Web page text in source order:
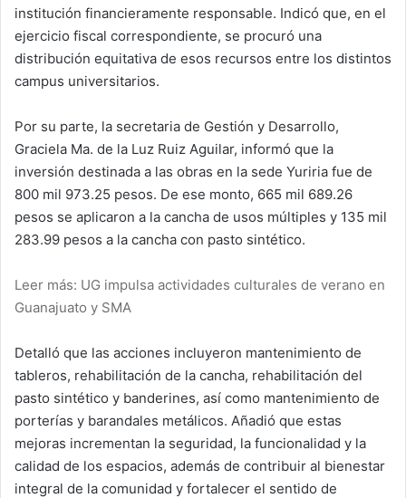
institución financieramente responsable. Indicó que, en el
ejercicio fiscal correspondiente, se procuró una
distribución equitativa de esos recursos entre los distintos
campus universitarios.
Por su parte, la secretaria de Gestión y Desarrollo,
Graciela Ma. de la Luz Ruiz Aguilar, informó que la
inversión destinada a las obras en la sede Yuriria fue de
800 mil 973.25 pesos. De ese monto, 665 mil 689.26
pesos se aplicaron a la cancha de usos múltiples y 135 mil
283.99 pesos a la cancha con pasto sintético.
Leer más: UG impulsa actividades culturales de verano en
Guanajuato y SMA
Detalló que las acciones incluyeron mantenimiento de
tableros, rehabilitación de la cancha, rehabilitación del
pasto sintético y banderines, así como mantenimiento de
porterías y barandales metálicos. Añadió que estas
mejoras incrementan la seguridad, la funcionalidad y la
calidad de los espacios, además de contribuir al bienestar
integral de la comunidad y fortalecer el sentido de